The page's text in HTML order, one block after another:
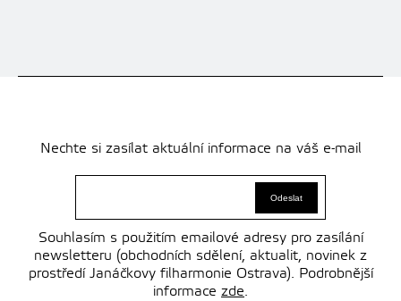
Nechte si zasílat aktuální informace na váš e-mail
Souhlasím s použitím emailové adresy pro zasílání
newsletteru (obchodních sdělení, aktualit, novinek z
prostředí Janáčkovy filharmonie Ostrava). Podrobnější
informace zde.